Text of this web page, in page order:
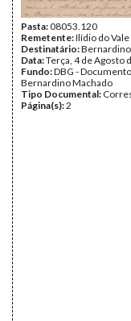
Pasta:08053.120
Remetente:Ilídio do Vale
Destinatário:
Data:Terça, 4 de Agosto
Fundo:DBG -
Bernardino Machado
Tipo Documental:
Página(s):2